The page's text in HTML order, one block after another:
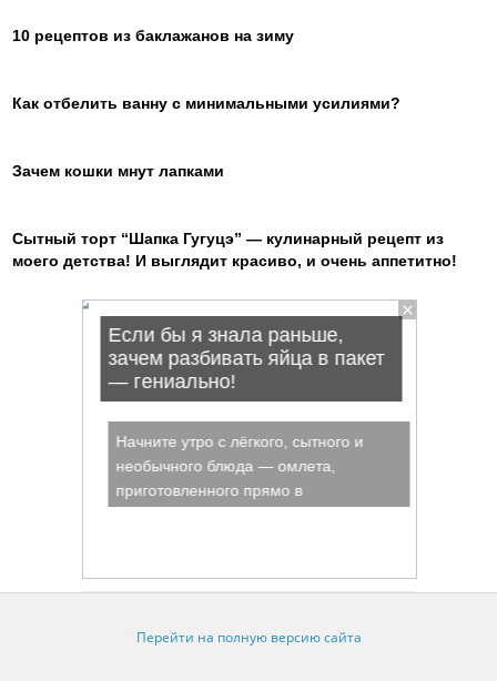
10 рецептов из баклажанов на зиму
Как отбелить ванну с минимальными усилиями?
Зачем кошки мнут лапками
Сытный торт “Шапка Гугуцэ” — кулинарный рецепт из
моего детства! И выглядит красиво, и очень аппетитно!
Перейти на полную версию сайта